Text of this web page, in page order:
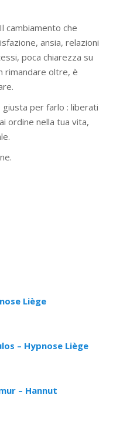
cambiamento che
ansia, relazioni
poca chiarezza su
rimandare oltre, è
giusta per farlo : liberati
ordine nella tua vita,
Liège
– Hypnose Liège
– Hannut